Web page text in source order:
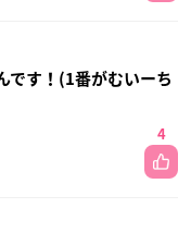
です！(1番がむいーち
4